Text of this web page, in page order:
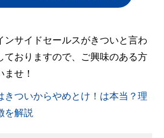
ンサイドセールスがきついと言わ
ておりますので、ご興味のある方
せ！
きついからやめとけ！は本当？理
を解説